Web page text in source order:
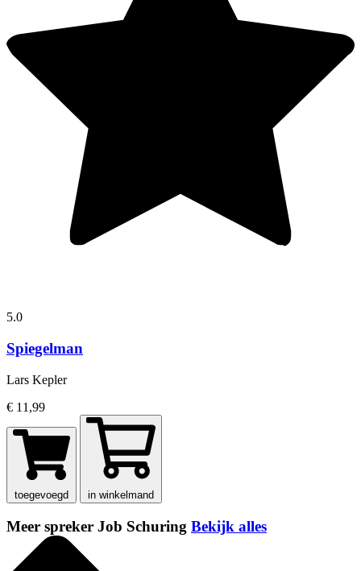
5.0
Spiegelman
Lars Kepler
€ 11,99
toegevoegd in winkelmand
Meer spreker Job Schuring Bekijk alles